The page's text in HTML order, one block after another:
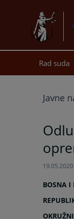
Rad suda
Javne
19.05.2020.
BOSNA I